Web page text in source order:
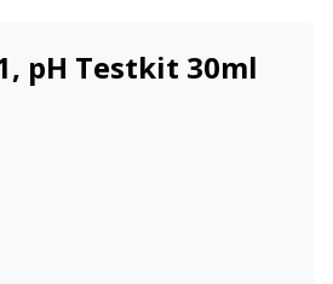
pH Testkit 30ml